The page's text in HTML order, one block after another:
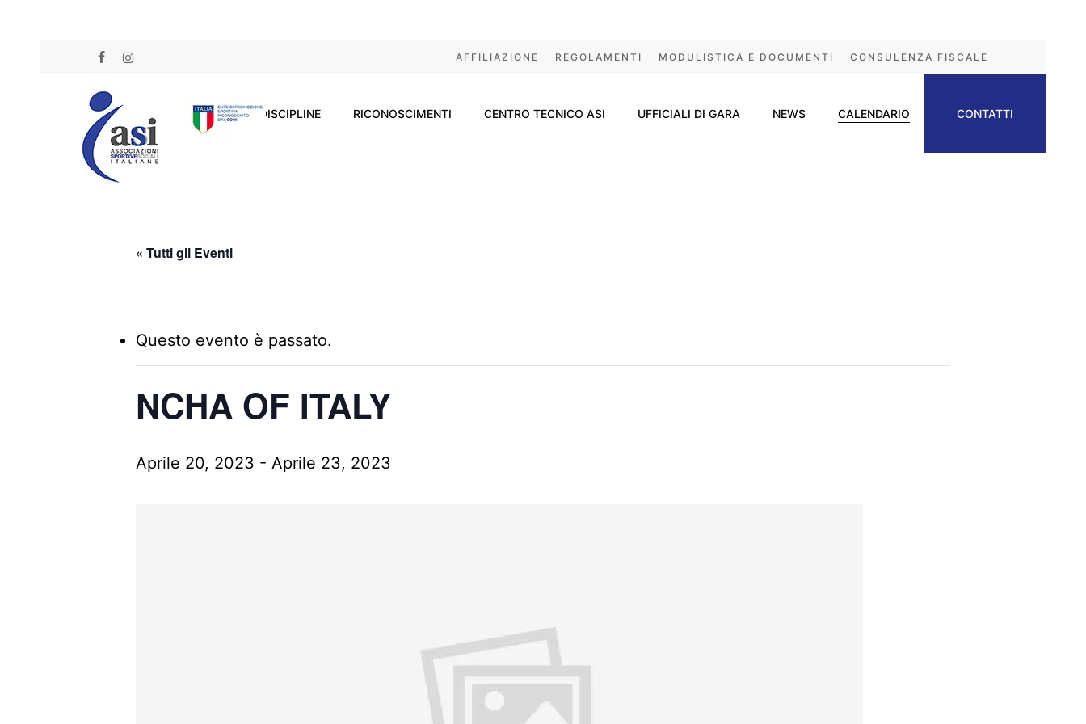
FACEBOOK
INSTAGRAM
AFFILIAZIONE REGOLAMENTI MODULISTICA E DOCUMENTI CONSULENZA FISCALE
DISCIPLINE RICONOSCIMENTI CENTRO TECNICO ASI UFFICIALI DI GARA NEWS CALENDARIO CONTATTI
« Tutti gli Eventi
Questo evento è passato.
NCHA OF ITALY
Aprile 20, 2023 - Aprile 23, 2023